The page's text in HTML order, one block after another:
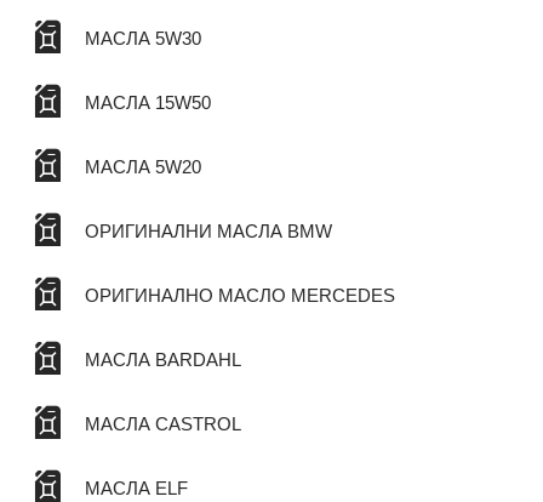
МАСЛА 5W30
МАСЛА 15W50
МАСЛА 5W20
ОРИГИНАЛНИ МАСЛА BMW
ОРИГИНАЛНО МАСЛО MERCEDES
МАСЛА BARDAHL
МАСЛА CASTROL
МАСЛА ELF